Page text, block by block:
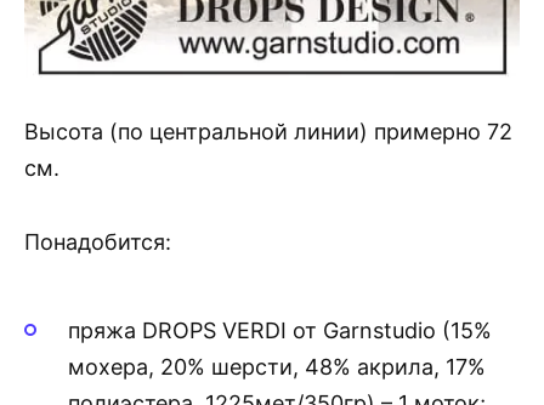
Высота (по центральной линии) примерно 72
см.
Понадобится:
пряжа DROPS VERDI от Garnstudio (15%
мохера, 20% шерсти, 48% акрила, 17%